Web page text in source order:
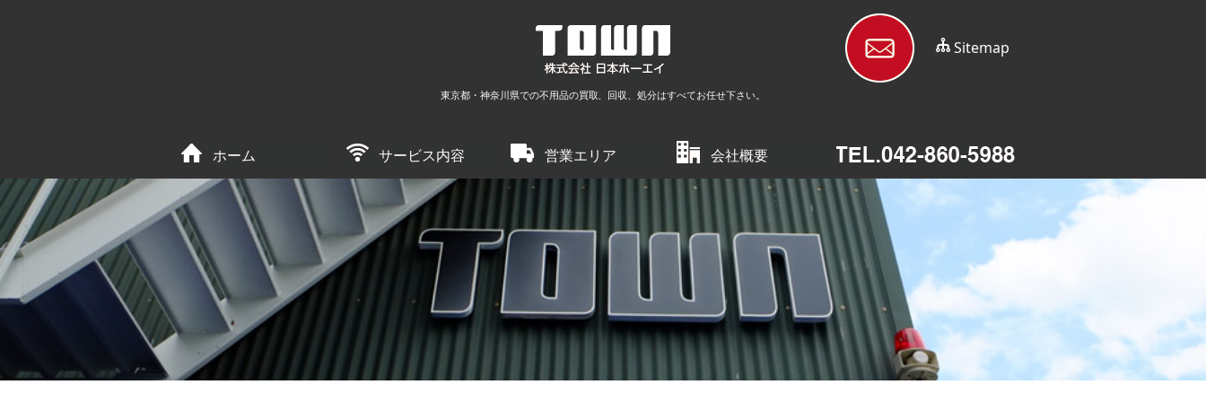
東京都・神奈川県での不用品の買取、回収、処分はすべてお任せ下さい。
Sitemap
ホーム サービス内容 営業エリア 会社概要